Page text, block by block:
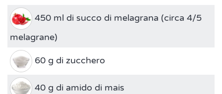
450 ml di succo di melagrana (circa 4/5
melagrane)
60 g di zucchero
40 g di amido di mais